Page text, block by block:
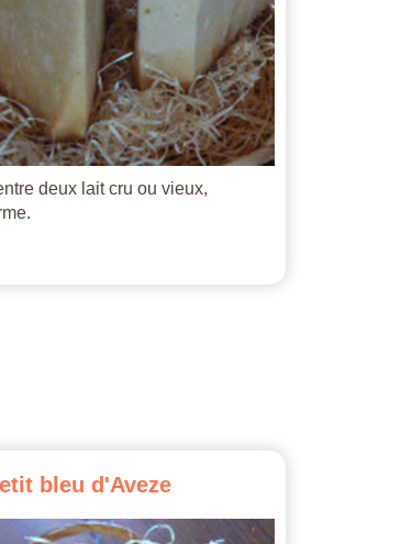
deux lait cru ou vieux,
bleu d'Aveze